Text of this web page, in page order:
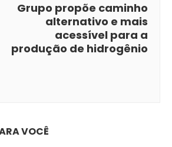
Grupo propõe caminho
alternativo e mais
acessível para a
produção de hidrogênio
VOCÊ